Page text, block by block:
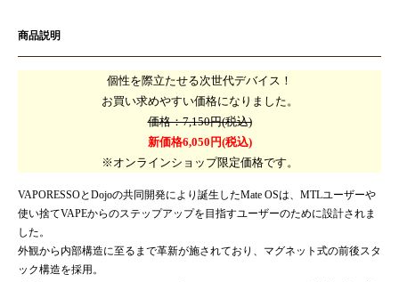
商品説明
個性を際立たせる次世代デバイス！
お買い求めやすい価格になりました。
価格：7,150円(税込)
新価格6,050円(税込)
※オンラインショップ限定価格です。
VAPORESSOとDojoの共同開発により誕生したMate OSは、MTLユーザーや
使い捨てVAPEからのステップアップを目指すユーザーのために設計されま
した。
外観から内部構造に至るまで革新が施されており、マグネット式の前後スタ
ック構造を採用。